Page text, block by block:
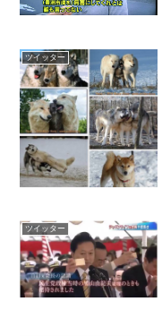
ツイッター
ツイッター